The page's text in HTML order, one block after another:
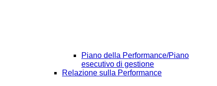
Piano della Performance/Piano
esecutivo di gestione
Relazione sulla Performance